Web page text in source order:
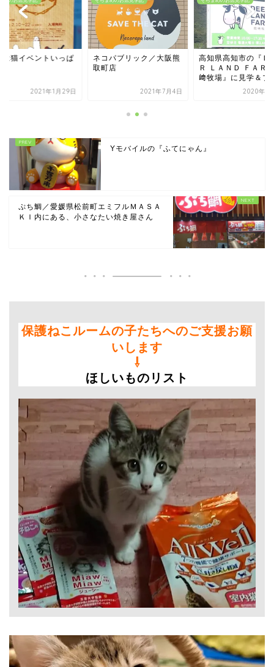
パブリック／大阪熊
2021年7月4日
高知県高知市の『ＤＥＥ
Ｒ ＬＡＮＤ ＦＡＲＭ 岡
2020年11月5日
２月は猫イベントい
い！
2021年1
Yモバイルの『ふてにゃん』
ぷち鯛／愛媛県松前町エミフルＭＡＳＡ
ＫＩ内にある、小さなたい焼き屋さん
保護ねこルームの子たちへのご支援お願
いします
⇩
ほしいものリスト